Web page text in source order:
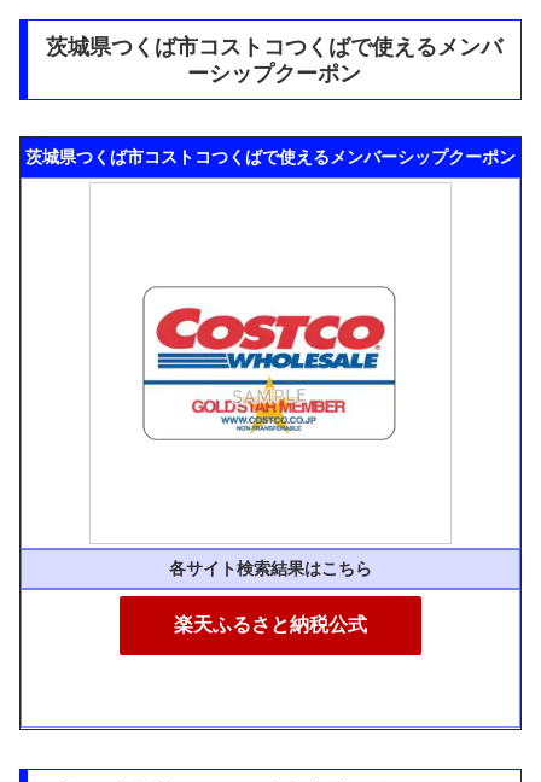
茨城県つくば市コストコつくばで使えるメンバ
ーシップクーポン
茨城県つくば市コストコつくばで使えるメンバーシップクーポン
各サイト検索結果はこちら
楽天ふるさと納税公式